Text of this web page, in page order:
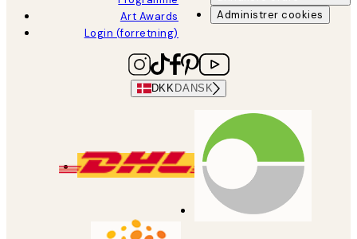
Art Awards
Login (forretning)
Administrer cookies
DKK DANSK